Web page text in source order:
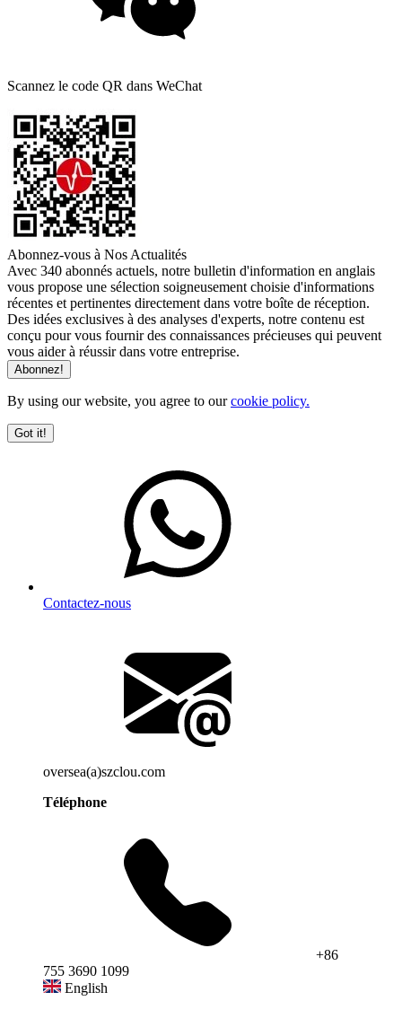
Scannez le code QR dans WeChat
Abonnez-vous à Nos Actualités
Avec 340 abonnés actuels, notre bulletin d'information en anglais
vous propose une sélection soigneusement choisie d'informations
récentes et pertinentes directement dans votre boîte de réception.
Des idées exclusives à des analyses d'experts, notre contenu est
conçu pour vous fournir des connaissances précieuses qui peuvent
vous aider à réussir dans votre entreprise.
By using our website, you agree to ourcookie policy.
Got it!
Contactez-nous
oversea(a)szclou.com
Téléphone
+86
755 3690 1099
English